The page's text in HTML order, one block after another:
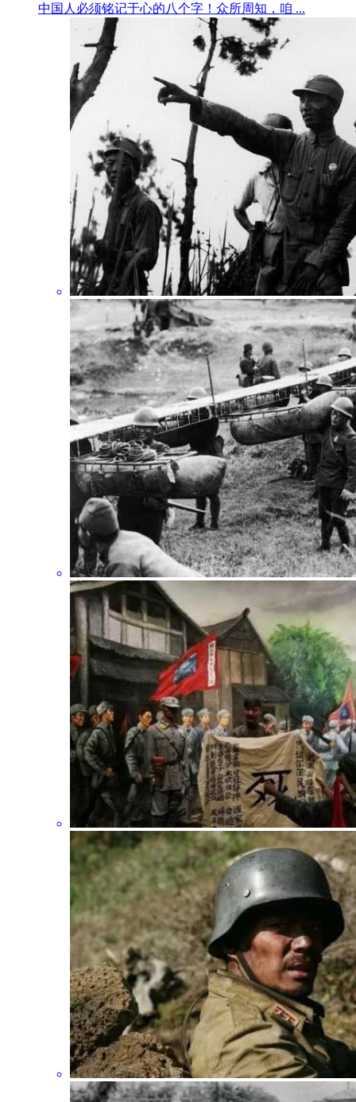
中国人必须铭记于心的八个字！众所周知，咱 ...